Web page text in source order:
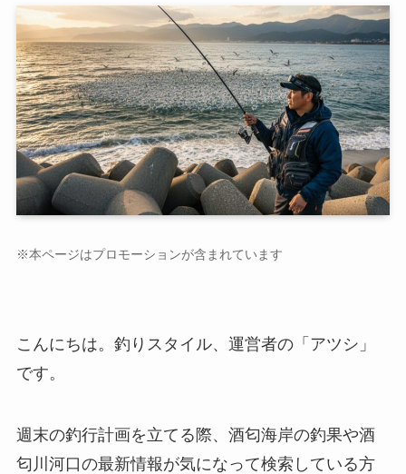
※本ページはプロモーションが含まれています
こんにちは。釣りスタイル、運営者の「アツシ」
です。
週末の釣行計画を立てる際、酒匂海岸の釣果や酒
匂川河口の最新情報が気になって検索している方